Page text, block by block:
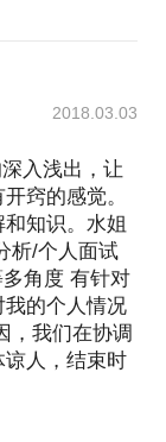
2018.03.03
入浅出，让
窍的感觉。
知识。水姐
析/个人面试
角度 有针对
的个人情况
，我们在协调
人，结束时